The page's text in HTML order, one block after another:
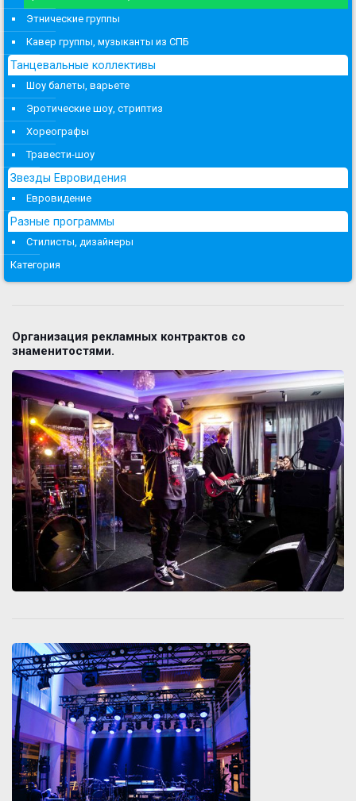
Этнические группы
Кавер группы, музыканты из СПБ
Танцевальные коллективы
Шоу балеты, варьете
Эротические шоу, стриптиз
Хореографы
Травести-шоу
Звезды Евровидения
Евровидение
Разные программы
Стилисты, дизайнеры
Категория
Организация рекламных контрактов со
знаменитостями.